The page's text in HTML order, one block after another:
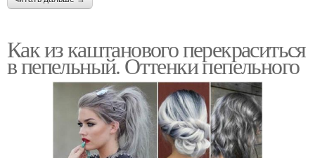
Как из каштанового перекраситься
в пепельный. Оттенки пепельного